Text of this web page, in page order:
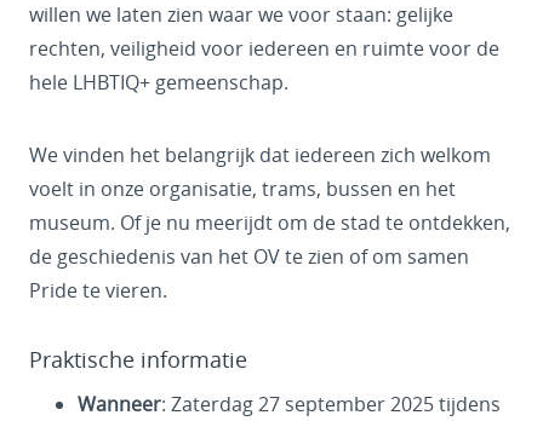
willen we laten zien waar we voor staan: gelijke
rechten, veiligheid voor iedereen en ruimte voor de
hele LHBTIQ+ gemeenschap.
We vinden het belangrijk dat iedereen zich welkom
voelt in onze organisatie, trams, bussen en het
museum. Of je nu meerijdt om de stad te ontdekken,
de geschiedenis van het OV te zien of om samen
Pride te vieren.
Praktische informatie
Wanneer: Zaterdag 27 september 2025 tijdens